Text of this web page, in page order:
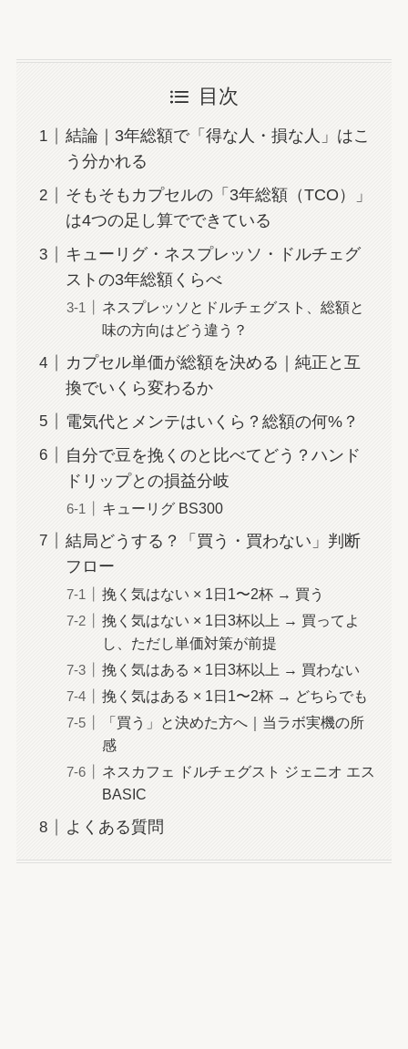
目次
結論｜3年総額で「得な人・損な人」はこ
う分かれる
そもそもカプセルの「3年総額（TCO）」
は4つの足し算でできている
キューリグ・ネスプレッソ・ドルチェグ
ストの3年総額くらべ
ネスプレッソとドルチェグスト、総額と
味の方向はどう違う？
カプセル単価が総額を決める｜純正と互
換でいくら変わるか
電気代とメンテはいくら？総額の何%？
自分で豆を挽くのと比べてどう？ハンド
ドリップとの損益分岐
キューリグ BS300
結局どうする？「買う・買わない」判断
フロー
挽く気はない × 1日1〜2杯 → 買う
挽く気はない × 1日3杯以上 → 買ってよ
し、ただし単価対策が前提
挽く気はある × 1日3杯以上 → 買わない
挽く気はある × 1日1〜2杯 → どちらでも
「買う」と決めた方へ｜当ラボ実機の所
感
ネスカフェ ドルチェグスト ジェニオ エス
BASIC
よくある質問